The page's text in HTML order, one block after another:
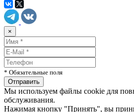
×
* Обязательные поля
Мы используем файлы cookie для
обслуживания.
Нажимая кнопку "Принять", вы